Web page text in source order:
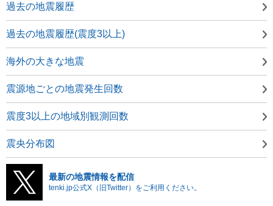
過去の地震履歴
過去の地震履歴(震度3以上)
海外の大きな地震
震源地ごとの地震発生回数
震度3以上の地域別観測回数
震央分布図
最新の地震情報を配信
tenki.jp公式X（旧Twitter）をご利用ください。